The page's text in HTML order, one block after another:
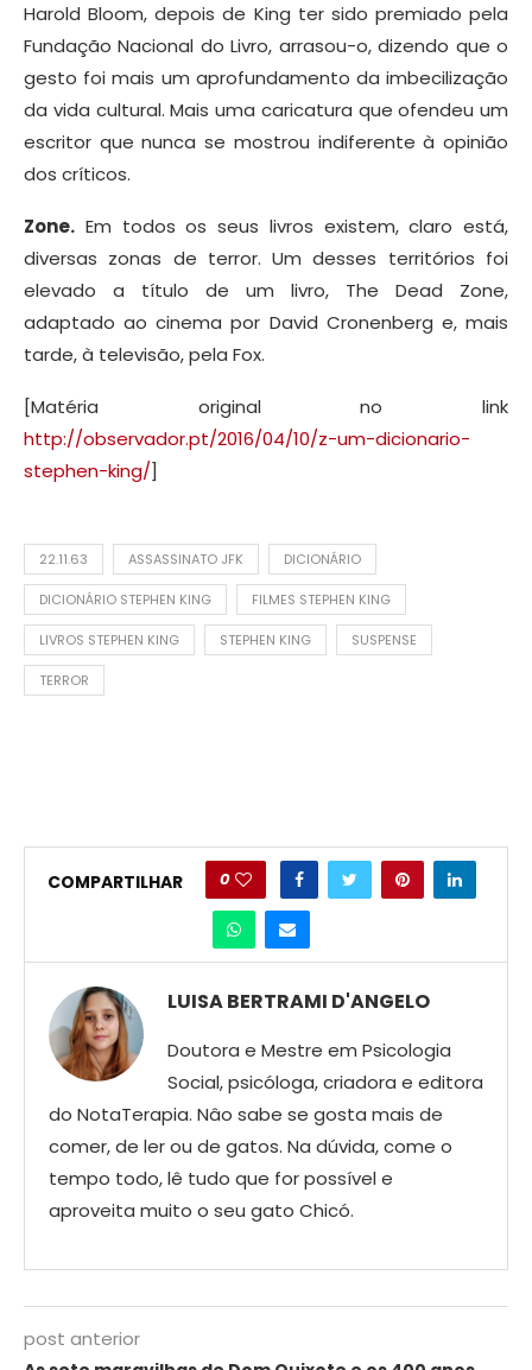
Harold Bloom, depois de King ter sido premiado pela
Fundação Nacional do Livro, arrasou-o, dizendo que o
gesto foi mais um aprofundamento da imbecilização
da vida cultural. Mais uma caricatura que ofendeu um
escritor que nunca se mostrou indiferente à opinião
dos críticos.
Zone. Em todos os seus livros existem, claro está,
diversas zonas de terror. Um desses territórios foi
elevado a título de um livro, The Dead Zone,
adaptado ao cinema por David Cronenberg e, mais
tarde, à televisão, pela Fox.
[Matéria original no link
http://observador.pt/2016/04/10/z-um-dicionario-
stephen-king/]
22.11.63 ASSASSINATO JFK DICIONÁRIO
DICIONÁRIO STEPHEN KING FILMES STEPHEN KING
LIVROS STEPHEN KING STEPHEN KING SUSPENSE
TERROR
COMPARTILHAR 0
LUISA BERTRAMI D'ANGELO
Doutora e Mestre em Psicologia
Social, psicóloga, criadora e editora
do NotaTerapia. Nâo sabe se gosta mais de
comer, de ler ou de gatos. Na dúvida, come o
tempo todo, lê tudo que for possível e
aproveita muito o seu gato Chicó.
post anterior